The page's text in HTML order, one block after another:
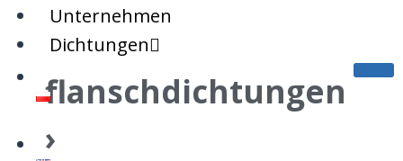
Unternehmen
Dichtungen
flanschdichtungen
›